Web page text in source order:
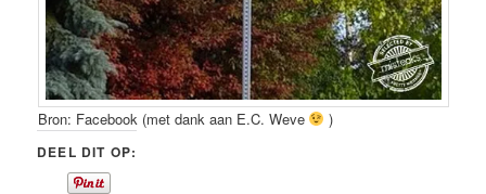
Bron: Facebook (met dank aan E.C. Weve )
DEEL DIT OP: